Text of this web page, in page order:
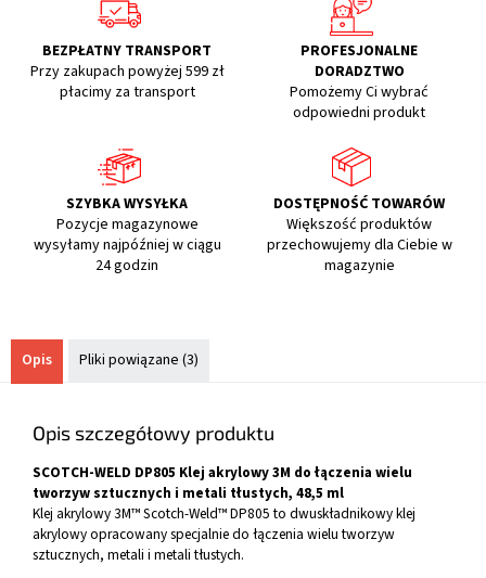
BEZPŁATNY TRANSPORT
Przy zakupach powyżej 599 zł
płacimy za transport
PROFESJONALNE
DORADZTWO
Pomożemy Ci wybrać
odpowiedni produkt
SZYBKA WYSYŁKA
Pozycje magazynowe
wysyłamy najpóźniej w ciągu
24 godzin
DOSTĘPNOŚĆ TOWARÓW
Większość produktów
przechowujemy dla Ciebie w
magazynie
Opis Pliki powiązane (3)
Opis szczegółowy produktu
SCOTCH-WELD DP805 Klej akrylowy 3M do łączenia wielu
tworzyw sztucznych i metali tłustych, 48,5 ml
Klej akrylowy 3M™ Scotch-Weld™ DP805 to dwuskładnikowy klej
akrylowy opracowany specjalnie do łączenia wielu tworzyw
sztucznych, metali i metali tłustych.